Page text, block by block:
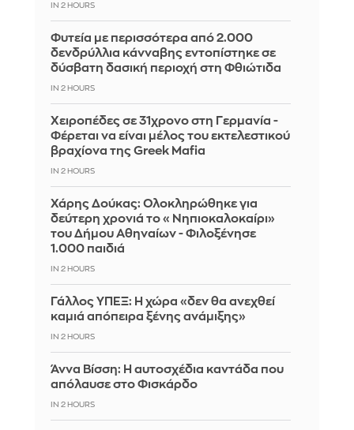
IN 2 HOURS
Φυτεία με περισσότερα από 2.000
δενδρύλλια κάνναβης εντοπίστηκε σε
δύσβατη δασική περιοχή στη Φθιώτιδα
IN 2 HOURS
Χειροπέδες σε 31χρονο στη Γερμανία -
Φέρεται να είναι μέλος του εκτελεστικού
βραχίονα της Greek Mafia
IN 2 HOURS
Χάρης Δούκας: Ολοκληρώθηκε για
δεύτερη χρονιά το «Νηπιοκαλοκαίρι»
του Δήμου Αθηναίων - Φιλοξένησε
1.000 παιδιά
IN 2 HOURS
Γάλλος ΥΠΕΞ: Η χώρα «δεν θα ανεχθεί
καμιά απόπειρα ξένης ανάμιξης»
IN 2 HOURS
Άννα Βίσση: Η αυτοσχέδια καντάδα που
απόλαυσε στο Φισκάρδο
IN 2 HOURS